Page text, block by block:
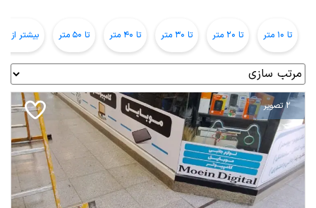
تا 10 متر تا 20 متر تا 30 متر تا 40 متر تا 50 متر بیشتر از 50 متر
2 تصویر